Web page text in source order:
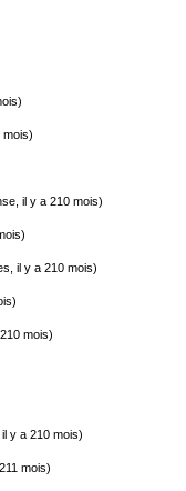
mois)
il y a 210 mois)
il y a 210 mois)
mois)
y a 210 mois)
mois)